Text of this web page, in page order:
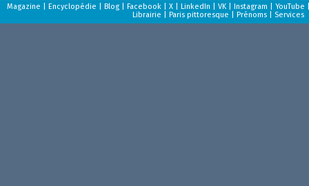
Magazine Encyclopédie Blog| Facebook| X| LinkedIn VK| Instagram YouTube
Librairie
Paris pittoresque Prénoms| Services